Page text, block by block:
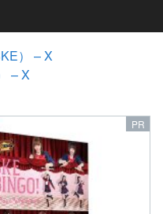
） – X
– X